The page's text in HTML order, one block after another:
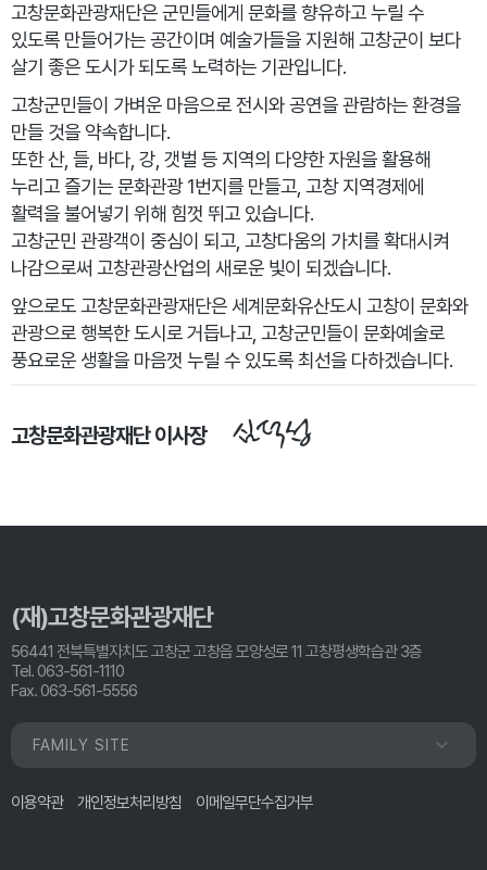
고창문화관광재단은 군민들에게 문화를 향유하고 누릴 수
있도록 만들어가는 공간이며 예술가들을 지원해 고창군이 보다
살기 좋은 도시가 되도록 노력하는 기관입니다.
고창군민들이 가벼운 마음으로 전시와 공연을 관람하는 환경을
만들 것을 약속합니다.
또한 산, 들, 바다, 강, 갯벌 등 지역의 다양한 자원을 활용해
누리고 즐기는 문화관광 1번지를 만들고, 고창 지역경제에
활력을 불어넣기 위해 힘껏 뛰고 있습니다.
고창군민 관광객이 중심이 되고, 고창다움의 가치를 확대시켜
나감으로써 고창관광산업의 새로운 빛이 되겠습니다.
앞으로도 고창문화관광재단은 세계문화유산도시 고창이 문화와
관광으로 행복한 도시로 거듭나고, 고창군민들이 문화예술로
풍요로운 생활을 마음껏 누릴 수 있도록 최선을 다하겠습니다.
고창문화관광재단 이사장 심덕섭
(재)고창문화관광재단
56441 전북특별자치도 고창군 고창읍 모양성로 11 고창평생학습관 3층
Tel. 063-561-1110
Fax. 063-561-5556
FAMILY SITE
이용약관 개인정보처리방침 이메일무단수집거부